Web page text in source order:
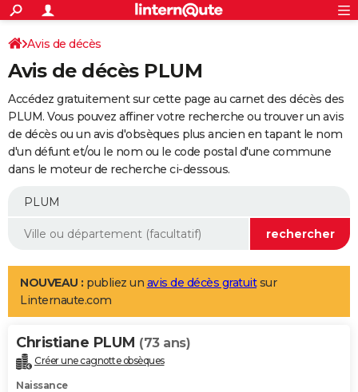
ACTUALITÉS
Politique
Société
Faits Divers
Education
Monde
Villes
+
SPORT
Coupe du monde 2026
Football
Tennis
Cyclisme
Rugby
Forum
Programme TV
TNT
Streaming
Cinéma
Sorties cinéma
Musique
+
FINANCE
Retraite
Impôts
Epargne
Immobilier
Risques naturels par ville
Banque
Assurance
Crédit
AUTO
Essais
Réserver un essai
Citadines
Berlines
SUV
Forum auto
+
Mobiles
Meilleur smartphone
Internet
Ordinateurs
Jeux vidéo
Guide high-tech
Aménagement intérieur
LIFESTYLE
Art de vivre
Bien-être
Loisirs
Mode
Modes de vie
Alimentation
Guide de la santé
Maladies
Médicaments
Sommeil
VOYAGE
Destinations
City break
Voyage nature
Voyage de noces
Forum
Climat
+PHOTO
Avis de décès
Avis de décès PLUM
Accédez gratuitement sur cette page au carnet des décès des
PLUM. Vous pouvez affiner votre recherche ou trouver un avis
de décès ou un avis d'obsèques plus ancien en tapant le nom
d'un défunt et/ou le nom ou le code postal d'une commune
dans le moteur de recherche ci-dessous.
NOUVEAU : publiez un avis de décès gratuitsur
Linternaute.com
Christiane PLUM (73 ans)
Créer une cagnotte obsèques
Naissance